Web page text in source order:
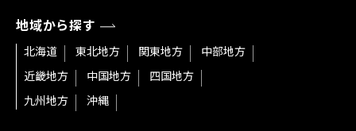
地域から探す
北海道 東北地方 関東地方
中部地方
近畿地方
中国地方
四国地方
九州地方
沖縄